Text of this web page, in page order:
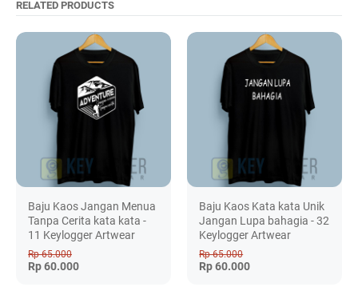
RELATED PRODUCTS
Baju Kaos Jangan Menua
Tanpa Cerita kata kata -
11 Keylogger Artwear
Rp 65.000
Rp 60.000
Baju Kaos Kata kata Unik
Jangan Lupa bahagia - 32
Keylogger Artwear
Rp 65.000
Rp 60.000